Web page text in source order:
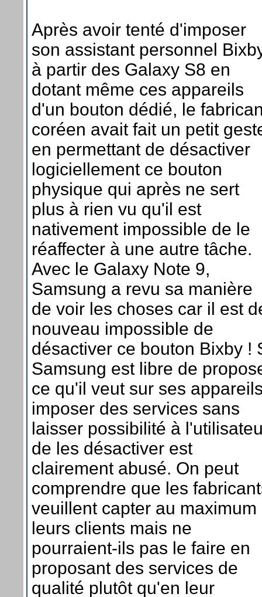
Après avoir tenté d'imposer
son assistant personnel
à partir des Galaxy S8 en
dotant même ces appareils
d'un bouton dédié, le
coréen avait fait un petit
en permettant de désactiver
logiciellement ce bouton
physique qui après ne sert
plus à rien vu qu'il est
nativement impossible de le
réaffecter à une autre tâche.
Avec le Galaxy Note 9,
Samsung a revu sa manière
de voir les choses car il est
nouveau impossible de
désactiver ce bouton Bixby !
Samsung est libre de
ce qu'il veut sur ses
imposer des services sans
laisser possibilité à
de les désactiver est
clairement abusé. On peut
comprendre que les
veuillent capter au maximum
leurs clients mais ne
pourraient-ils pas le faire en
proposant des services de
qualité plutôt qu'en leur